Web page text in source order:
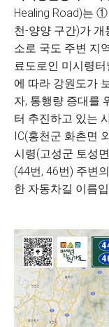
Healing Road)는
천-양양 구간)가
소로 국도 주변 지
료도로인 미시령
에 따라 강원도가
자, 통행량 증대를
터 추진하고 있는
IC(홍천군 화촌면
시령(고성군 토성
(44번, 46번) 주변
한 자동차길 이름